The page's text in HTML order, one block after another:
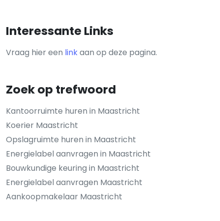
Interessante Links
Vraag hier een linkaan op deze pagina.
Zoek op trefwoord
Kantoorruimte huren in Maastricht
Koerier Maastricht
Opslagruimte huren in Maastricht
Energielabel aanvragen in Maastricht
Bouwkundige keuring in Maastricht
Energielabel aanvragen Maastricht
Aankoopmakelaar Maastricht